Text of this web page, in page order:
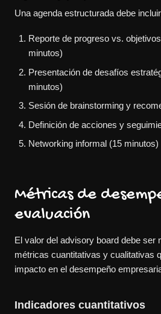
Una agenda estructurada debe
Reporte de progreso vs.
minutos)
Presentación de desafíos
minutos)
Sesión de brainstorming y
Definición de acciones y
Networking informal (15 minutos)
Métricas de
evaluación
El valor del advisory board debe ser
métricas cuantitativas y cualitativas
impacto en el desempeño
Indicadores cuantitativos